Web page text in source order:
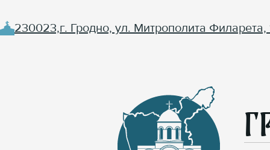
230023,г. Гродно, ул. Митрополита Филарета,